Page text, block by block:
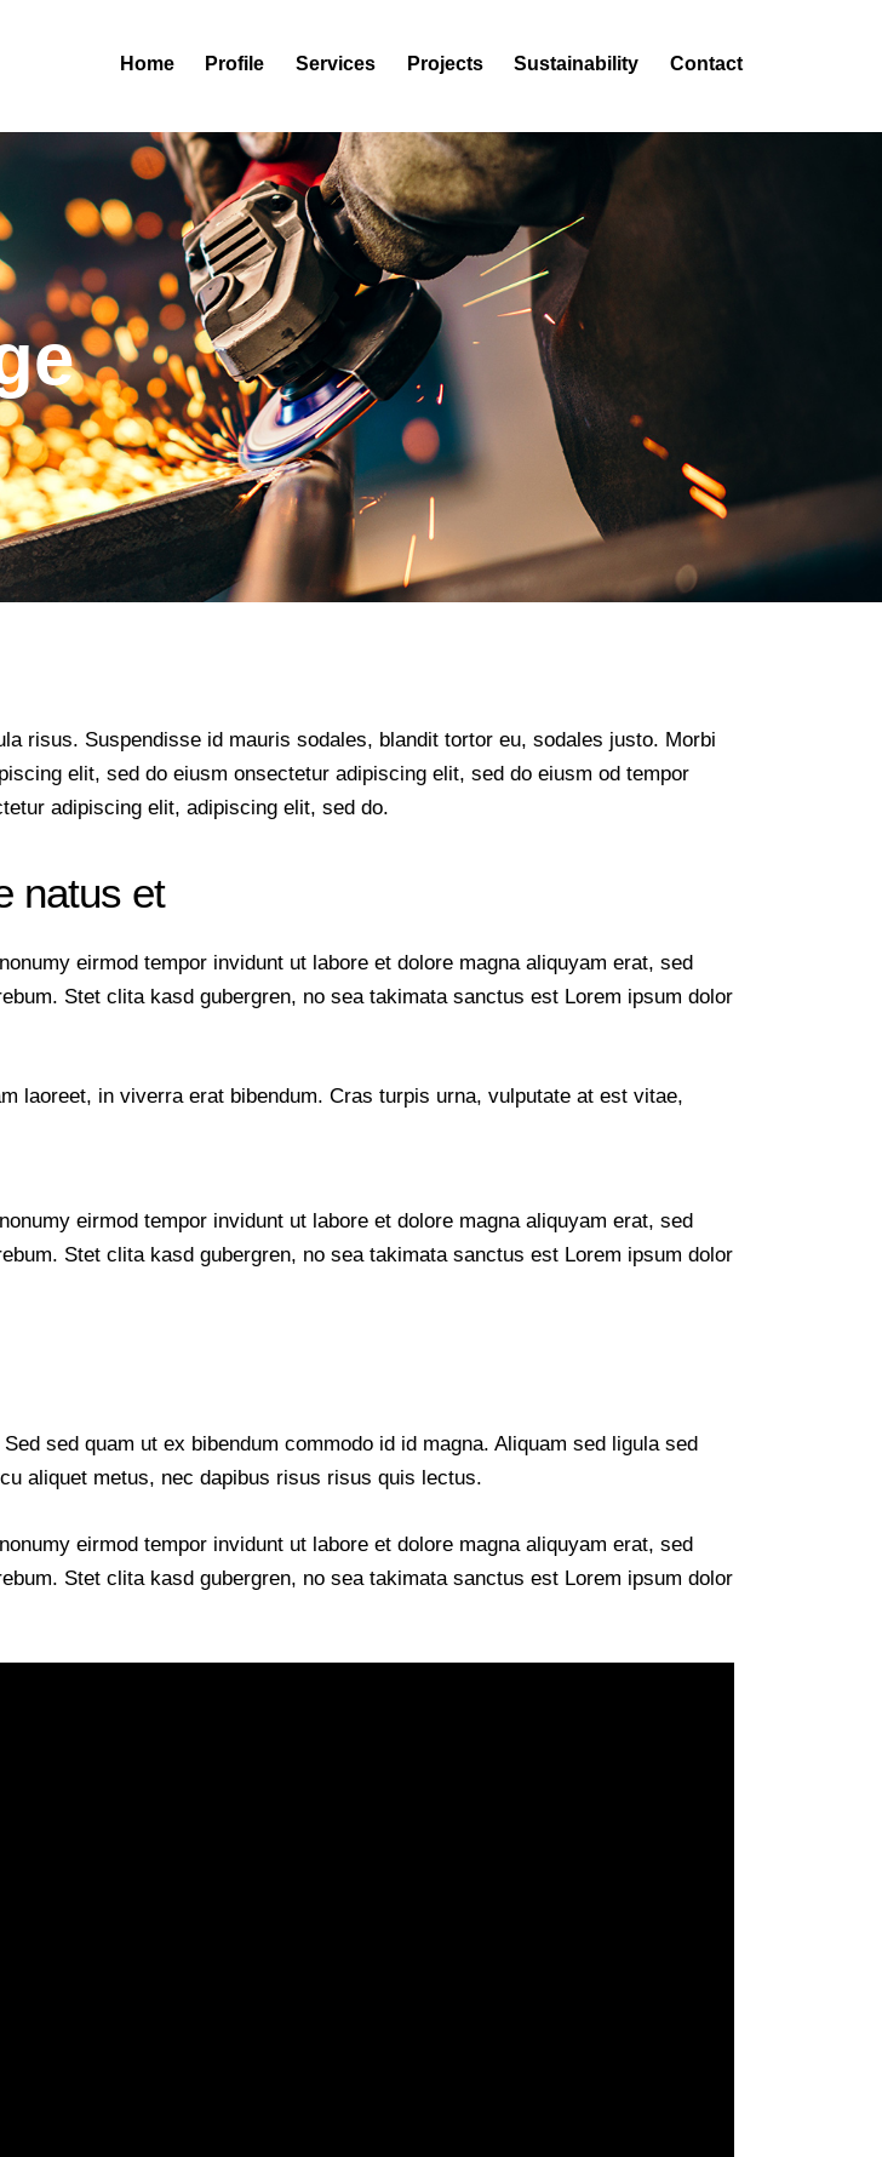
Home Profile Services Projects Sustainability Contact
risus. Suspendisse id mauris sodales, blandit tortor eu, sodales justo. Morbi
elit, sed do eiusm onsectetur adipiscing elit, sed do eiusm od tempor
adipiscing elit, adipiscing elit, sed do.
natus et
eirmod tempor invidunt ut labore et dolore magna aliquyam erat, sed
Stet clita kasd gubergren, no sea takimata sanctus est Lorem ipsum dolor
laoreet, in viverra erat bibendum. Cras turpis urna, vulputate at est vitae,
eirmod tempor invidunt ut labore et dolore magna aliquyam erat, sed
Stet clita kasd gubergren, no sea takimata sanctus est Lorem ipsum dolor
sed quam ut ex bibendum commodo id id magna. Aliquam sed ligula sed
aliquet metus, nec dapibus risus risus quis lectus.
eirmod tempor invidunt ut labore et dolore magna aliquyam erat, sed
Stet clita kasd gubergren, no sea takimata sanctus est Lorem ipsum dolor